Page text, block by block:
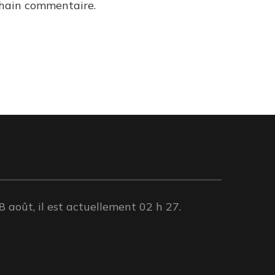
commentaire.
août, il est actuellement 02 h 27.